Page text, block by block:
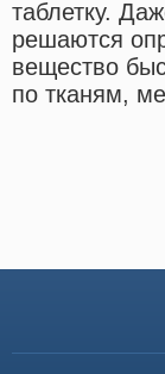
таблетку.
решаются
вещество
по тканям,